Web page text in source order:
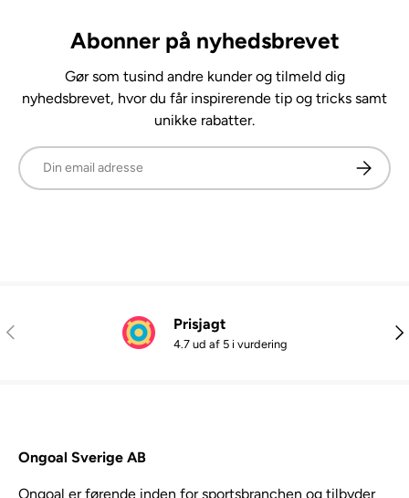
Abonner på nyhedsbrevet
Gør som tusind andre kunder og tilmeld dig
nyhedsbrevet, hvor du får inspirerende tip og tricks samt
unikke rabatter.
E-mail Abonner
Tidligere Prisjagt
4.7 ud af 5 i vurdering
Ongoal Sverige AB
Ongoal er førende inden for sportsbranchen og tilbyder